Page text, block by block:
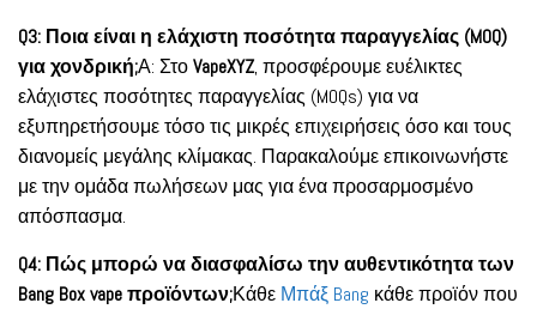
Q3: Ποια είναι η ελάχιστη ποσότητα παραγγελίας (MOQ)
για χονδρική;Α: ΣτοVapeXYZ, προσφέρουμε ευέλικτες
ελάχιστες ποσότητες παραγγελίας (MOQs) για να
εξυπηρετήσουμε τόσο τις μικρές επιχειρήσεις όσο και τους
διανομείς μεγάλης κλίμακας. Παρακαλούμε επικοινωνήστε
με την ομάδα πωλήσεων μας για ένα προσαρμοσμένο
απόσπασμα.
Q4: Πώς μπορώ να διασφαλίσω την αυθεντικότητα των
Bang Box vape προϊόντων;Κάθε Μπάξ Bang κάθε προϊόν που